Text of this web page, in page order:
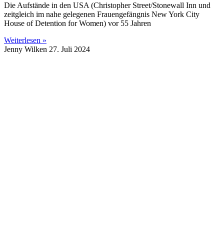
Die Aufstände in den USA (Christopher Street/Stonewall Inn und
zeitgleich im nahe gelegenen Frauengefängnis New York City
House of Detention for Women) vor 55 Jahren
Weiterlesen »
Jenny Wilken 27. Juli 2024